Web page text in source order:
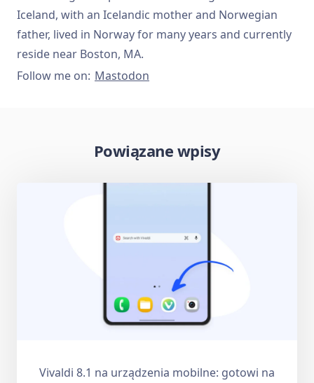
Iceland, with an Icelandic mother and Norwegian
father, lived in Norway for many years and currently
reside near Boston, MA.
Follow me on: Mastodon
Powiązane wpisy
Vivaldi 8.1 na urządzenia mobilne: gotowi na